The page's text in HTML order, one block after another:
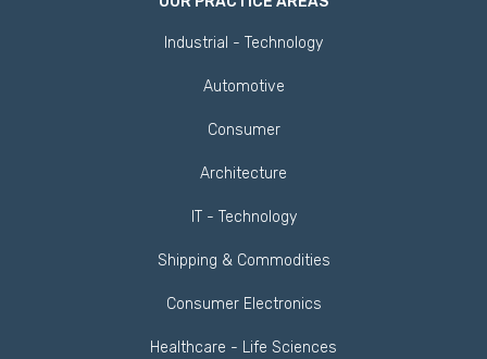
Industrial - Technology
Automotive
Consumer
Architecture
IT - Technology
Shipping & Commodities
Consumer Electronics
Healthcare - Life Sciences